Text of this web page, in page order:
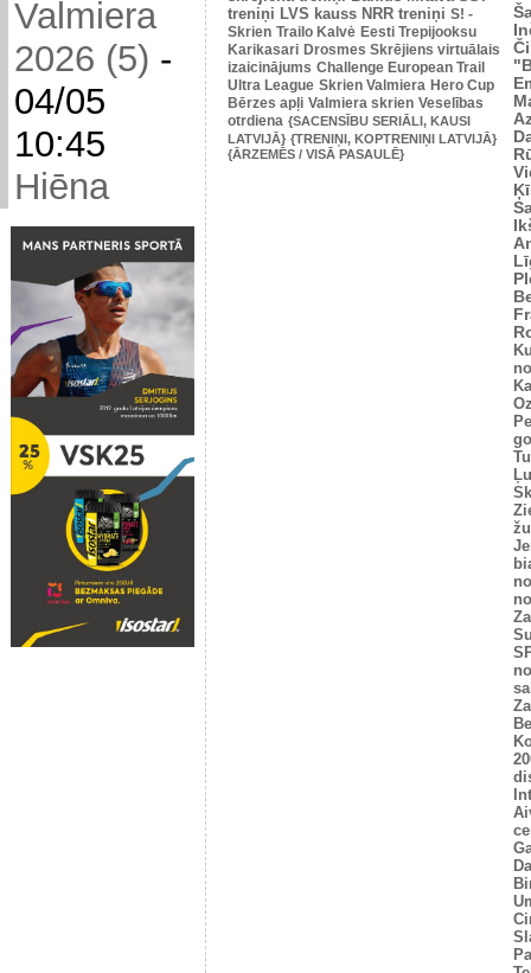
Valmiera
2026 (5) -
04/05
10:45
Hiēna
treniņi LVS kauss NRR treniņi S! -
Skrien Trailo Kalvė Eesti Trepijooksu
Karikasari Drosmes Skrējiens virtuālais
izaicinājums Challenge European Trail
Ultra League Skrien Valmiera Hero Cup
Bērzes apļi Valmiera skrien Veselības
otrdiena {SACENSĪBU SERIĀLI, KAUSI
LATVIJĀ} {TRENIŅI, KOPTRENIŅI LATVIJĀ}
{ĀRZEMĒS / VISĀ PASAULĒ}